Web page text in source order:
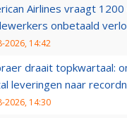
Airlines vraagt 1200
onbetaald
2026, 14:42
draait topkwartaal:
leveringen naar
2026, 14:30